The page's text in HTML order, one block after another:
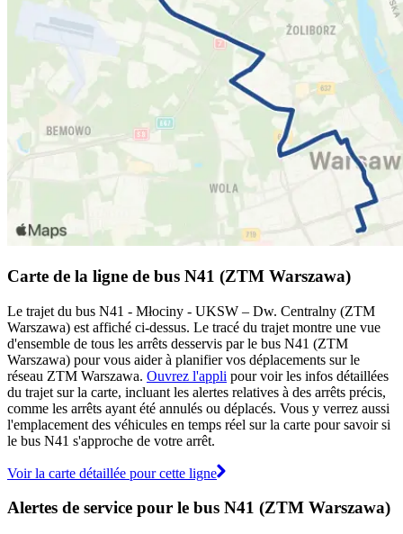
Carte de la ligne de bus N41 (ZTM Warszawa)
Le trajet du bus N41 - Młociny - UKSW – Dw. Centralny (ZTM
Warszawa) est affiché ci-dessus. Le tracé du trajet montre une vue
d'ensemble de tous les arrêts desservis par le bus N41 (ZTM
Warszawa) pour vous aider à planifier vos déplacements sur le
réseau ZTM Warszawa. Ouvrez l'appli pour voir les infos détaillées
du trajet sur la carte, incluant les alertes relatives à des arrêts précis,
comme les arrêts ayant été annulés ou déplacés. Vous y verrez aussi
l'emplacement des véhicules en temps réel sur la carte pour savoir si
le bus N41 s'approche de votre arrêt.
Voir la carte détaillée pour cette ligne
Alertes de service pour le bus N41 (ZTM Warszawa)